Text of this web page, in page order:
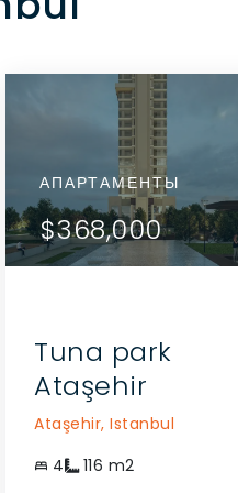
$452,000
АПАРТАМЕНТЫ
$346,000
АПАРТАМЕНТЫ
$368,000
Tuna park
Ataşehir
Ataşehir, Istanbul
4
116 m2
ПОСМОТРЕТЬ
ДЕТАЛИ
СВЯЗАТЬСЯ С
АГЕНТОМ